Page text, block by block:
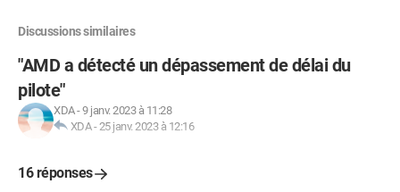
Discussions similaires
"AMD a détecté un dépassement de délai du
pilote"
XDA-9 janv. 2023 à 11:28
XDA-25 janv. 2023 à 12:16
16 réponses